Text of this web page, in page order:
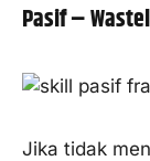
Pasif –
Jika tidak